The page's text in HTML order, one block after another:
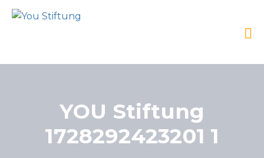
YOU Stiftung
1728292423201 1